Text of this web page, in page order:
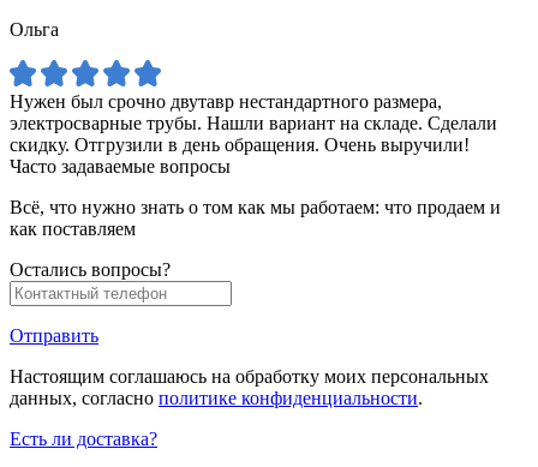
Ольга
Нужен был срочно двутавр нестандартного размера,
электросварные трубы. Нашли вариант на складе. Сделали
скидку. Отгрузили в день обращения. Очень выручили!
Часто задаваемые вопросы
Всё, что нужно знать о том как мы работаем: что продаем и
как поставляем
Остались вопросы?
Отправить
Настоящим соглашаюсь на обработку моих персональных
данных, согласно политике конфиденциальности.
Есть ли доставка?